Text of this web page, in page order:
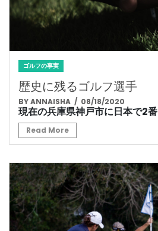
ゴルフの事実
歴史に残るゴルフ選手
BY ANNAISHA / 08/18/2020
現在の兵庫県神戸市に日本で2
Read More